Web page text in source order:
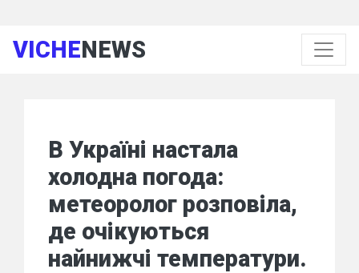
VICHENEWS
В Україні настала
холодна погода:
метеоролог розповіла,
де очікуються
найнижчі температури.